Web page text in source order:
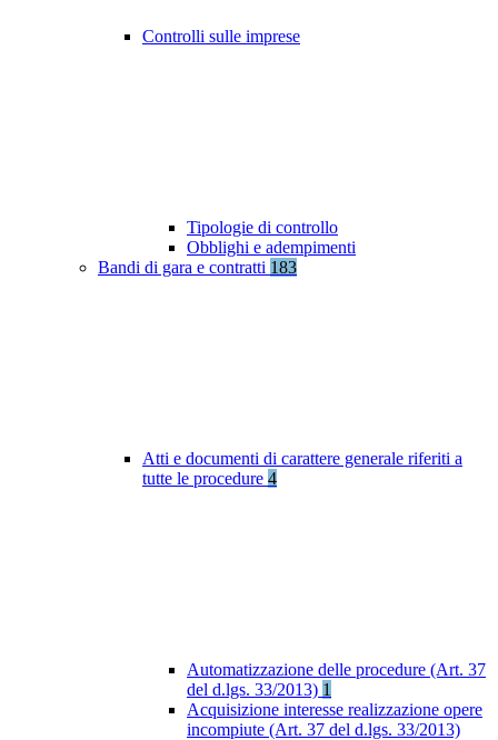
Controlli sulle imprese
Tipologie di controllo
Obblighi e adempimenti
Bandi di gara e contratti 183
Atti e documenti di carattere generale riferiti a
tutte le procedure 4
Automatizzazione delle procedure (Art. 37
del d.lgs. 33/2013) 1
Acquisizione interesse realizzazione opere
incompiute (Art. 37 del d.lgs. 33/2013)